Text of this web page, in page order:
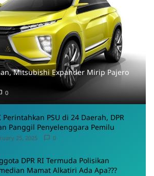
Mitsubishi Expander Mirip Pajero
0
Perintahkan PSU di 24 Daerah, DPR
Panggil Penyelenggara Pemilu
25, 2025 0
DPR RI Termuda Polisikan
Komedian Mamat Alkatiri Ada Apa???